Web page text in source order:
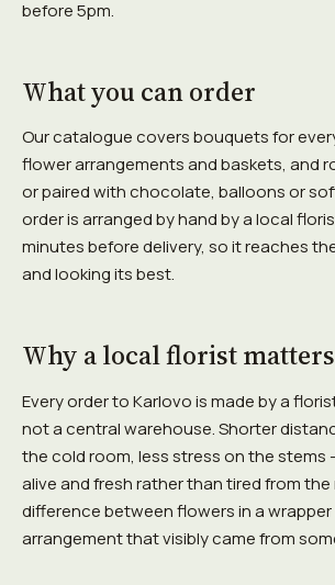
before 5pm.
What you can order
Our catalogue covers bouquets for
flower arrangements and baskets, and
or paired with chocolate, balloons or
order is arranged by hand by a local
minutes before delivery, so it reaches
and looking its best.
Why a local florist matters
Every order to Karlovo is made by a
not a central warehouse. Shorter
the cold room, less stress on the stems
alive and fresh rather than tired from the
difference between flowers in a wrapper
arrangement that visibly came from